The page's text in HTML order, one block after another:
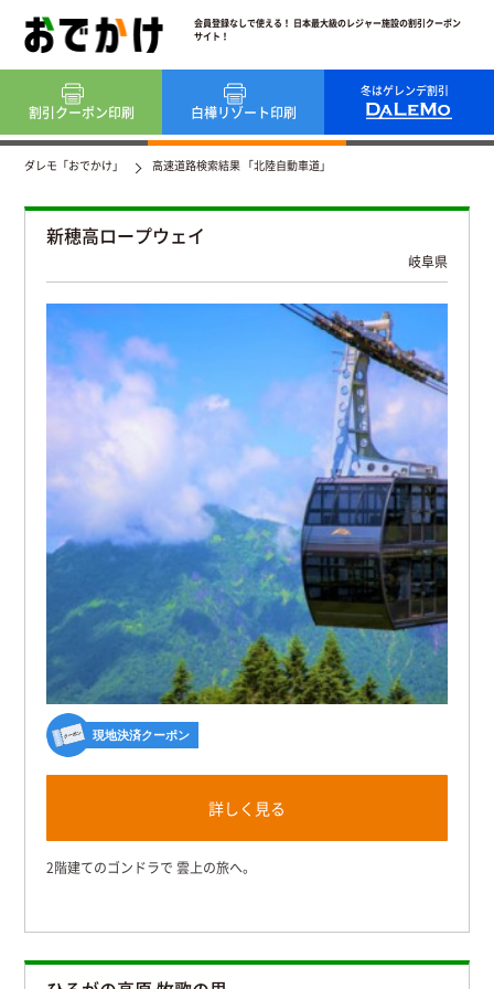
会員登録なしで使える！ 日本最大級のレジャー施設の割引クーポン
サイト！
冬はゲレンデ割引
割引クーポン印刷 白樺リゾート印刷
ダレモ「おでかけ」 高速道路検索結果 「北陸自動車道」
新穂高ロープウェイ
岐阜県
現地決済クーポン
詳しく見る
2階建てのゴンドラで 雲上の旅へ。